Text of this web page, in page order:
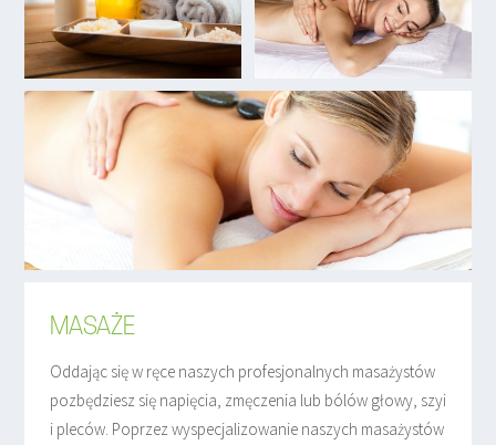
MASAŻE
Oddając się w ręce naszych profesjonalnych masażystów
pozbędziesz się napięcia, zmęczenia lub bólów głowy, szyi
i pleców. Poprzez wyspecjalizowanie naszych masażystów